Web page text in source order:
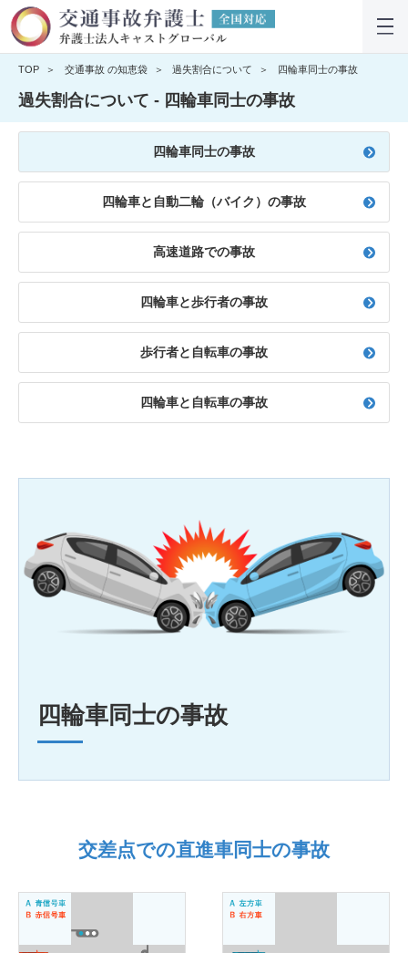
TOP 交通事故 の知恵袋 過失割合について 四輪車同士の事故
過失割合について - 四輪車同士の事故
四輪車同士の事故
四輪車と自動二輪（バイク）の事故
高速道路での事故
四輪車と歩行者の事故
歩行者と自転車の事故
四輪車と自転車の事故
四輪車同士の事故
交差点での直進車同士の事故